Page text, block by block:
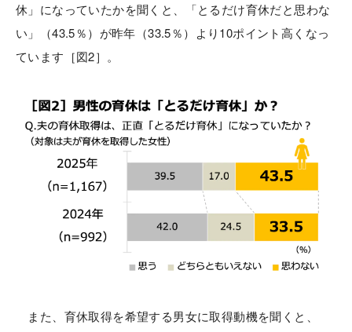
休」になっていたかを聞くと、「とるだけ育休だと思わな
い」（43.5％）が昨年（33.5％）より10ポイント高くなっ
ています［図2］。
また、育休取得を希望する男女に取得動機を聞くと、